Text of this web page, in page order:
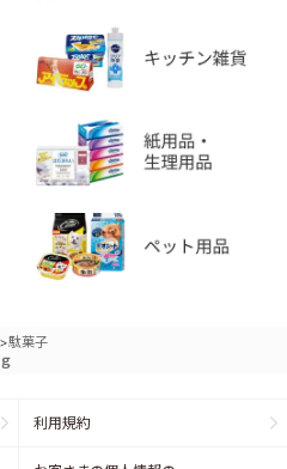
>駄菓子
利用規約